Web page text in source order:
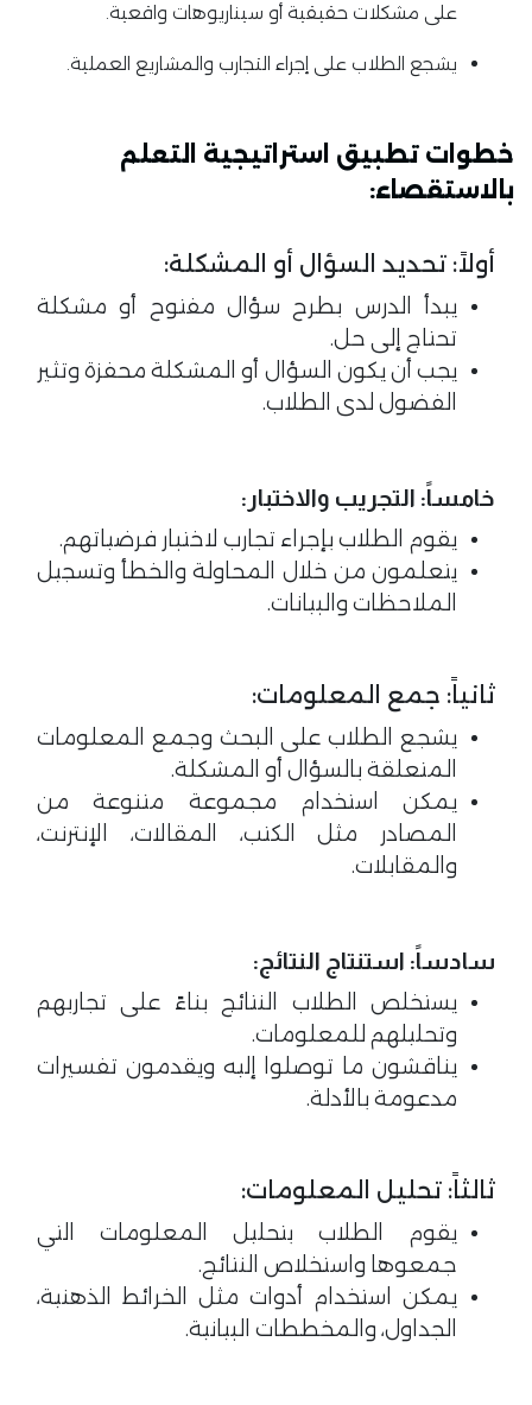
على مشكلات حقيقية أو سيناريوهات واقعية.
يشجع الطلاب على إجراء التجارب والمشاريع العملية.
خطوات تطبيق استراتيجية التعلم
بالاستقصاء:
أولاً: تحديد السؤال أو المشكلة:
يبدأ الدرس بطرح سؤال مفتوح أو مشكلة
تحتاج إلى حل.
يجب أن يكون السؤال أو المشكلة محفزة وتثير
الفضول لدى الطلاب.
خامساً: التجريب والاختبار:
يقوم الطلاب بإجراء تجارب لاختبار فرضياتهم.
يتعلمون من خلال المحاولة والخطأ وتسجيل
الملاحظات والبيانات.
ثانياً: جمع المعلومات:
يشجع الطلاب على البحث وجمع المعلومات
المتعلقة بالسؤال أو المشكلة.
يمكن استخدام مجموعة متنوعة من
المصادر مثل الكتب، المقالات، الإنترنت،
والمقابلات.
سادساً: استنتاج النتائج:
يستخلص الطلاب النتائج بناءً على تجاربهم
وتحليلهم للمعلومات.
يناقشون ما توصلوا إليه ويقدمون تفسيرات
مدعومة بالأدلة.
ثالثاً: تحليل المعلومات:
يقوم الطلاب بتحليل المعلومات التي
جمعوها واستخلاص النتائج.
يمكن استخدام أدوات مثل الخرائط الذهنية،
الجداول، والمخططات البيانية.